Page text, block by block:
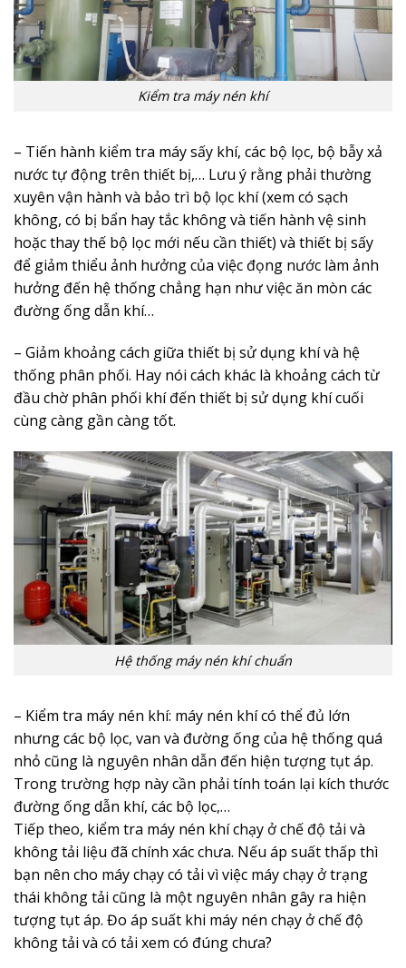
Kiểm tra máy nén khí
– Tiến hành kiểm tra máy sấy khí, các bộ lọc, bộ bẫy xả
nước tự động trên thiết bị,… Lưu ý rằng phải thường
xuyên vận hành và bảo trì bộ lọc khí (xem có sạch
không, có bị bẩn hay tắc không và tiến hành vệ sinh
hoặc thay thế bộ lọc mới nếu cần thiết) và thiết bị sấy
để giảm thiểu ảnh hưởng của việc đọng nước làm ảnh
hưởng đến hệ thống chẳng hạn như việc ăn mòn các
đường ống dẫn khí…
– Giảm khoảng cách giữa thiết bị sử dụng khí và hệ
thống phân phối. Hay nói cách khác là khoảng cách từ
đầu chờ phân phối khí đến thiết bị sử dụng khí cuối
cùng càng gần càng tốt.
Hệ thống máy nén khí chuẩn
– Kiểm tra máy nén khí: máy nén khí có thể đủ lớn
nhưng các bộ lọc, van và đường ống của hệ thống quá
nhỏ cũng là nguyên nhân dẫn đến hiện tượng tụt áp.
Trong trường hợp này cần phải tính toán lại kích thước
đường ống dẫn khí, các bộ lọc,…
Tiếp theo, kiểm tra máy nén khí chạy ở chế độ tải và
không tải liệu đã chính xác chưa. Nếu áp suất thấp thì
bạn nên cho máy chạy có tải vì việc máy chạy ở trạng
thái không tải cũng là một nguyên nhân gây ra hiện
tượng tụt áp. Đo áp suất khi máy nén chạy ở chế độ
không tải và có tải xem có đúng chưa?